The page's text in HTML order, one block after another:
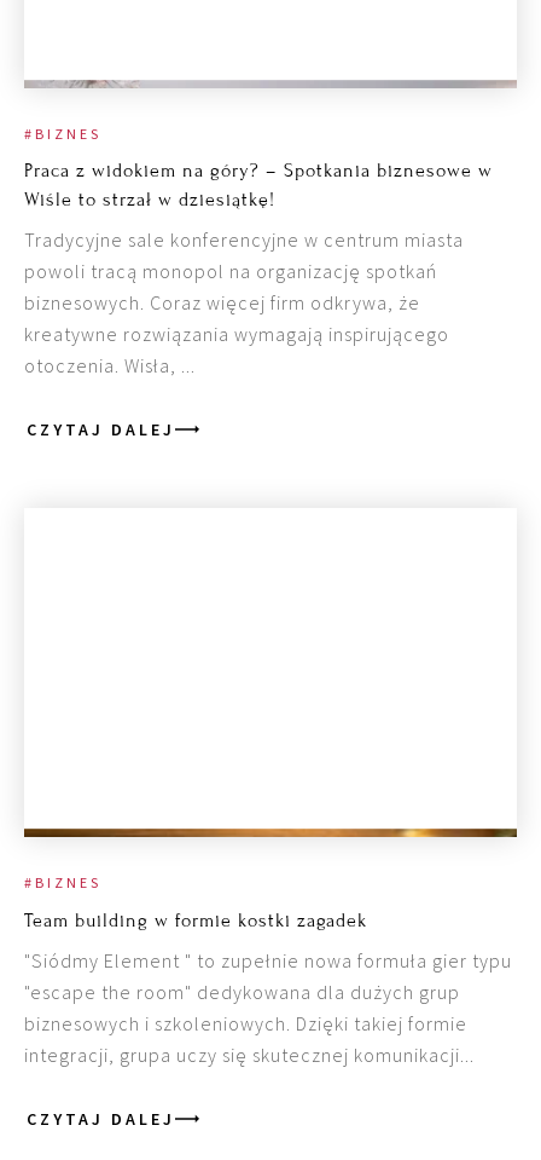
#BIZNES
Praca z widokiem na góry? – Spotkania biznesowe w
Wiśle to strzał w dziesiątkę!
Tradycyjne sale konferencyjne w centrum miasta
powoli tracą monopol na organizację spotkań
biznesowych. Coraz więcej firm odkrywa, że
kreatywne rozwiązania wymagają inspirującego
otoczenia. Wisła, ...
CZYTAJ DALEJ
#BIZNES
Team building w formie kostki zagadek
"Siódmy Element " to zupełnie nowa formuła gier typu
"escape the room" dedykowana dla dużych grup
biznesowych i szkoleniowych. Dzięki takiej formie
integracji, grupa uczy się skutecznej komunikacji...
CZYTAJ DALEJ